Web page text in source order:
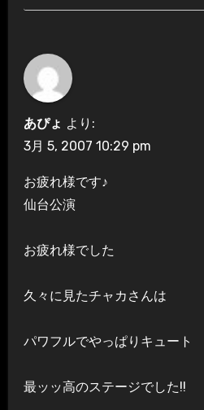
あぴょ より:
3月 5, 2007 10:29 pm
お疲れ様です♪
仙台公演
お疲れ様でした
久々に見たチャカさんは
パワフルでやっぱりキュート
最ッッ高のステージでした!!